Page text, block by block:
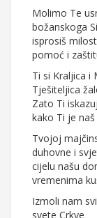
Molimo Te
božanskoga
isprosiš
pomoć i
Ti si Kraljica i
Tješiteljica
Zato Ti
kako Ti je
Tvojoj
duhovne i
cijelu našu
vremenima
Izmoli nam
svete Crkve